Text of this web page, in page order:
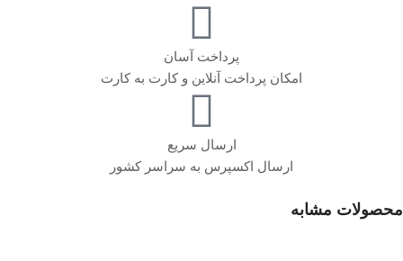
پرداخت آسان
امکان پرداخت آنلاین و کارت به کارت
ارسال سریع
ارسال اکسپرس به سراسر کشور
محصولات مشابه